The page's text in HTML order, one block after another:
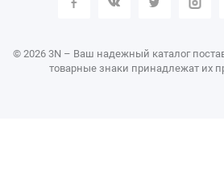
© 2026 3N – Ваш надежный каталог
товарные знаки принадлежат их